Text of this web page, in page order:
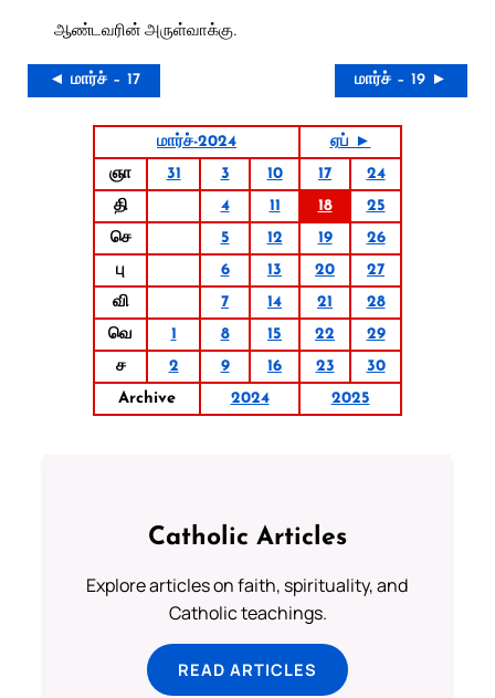
ஆண்டவரின் அருள்வாக்கு.
◄ மார்ச் – 17 மார்ச் – 19 ►
மார்ச்-2024
ஏப் ►
ஞா
31 3 10 17
24
தி
4 11 18
25
செ
5 12 19
26
பு
6 13 20
27
வி
7 14 21
28
வெ
1 8 15 22
29
ச
2 9 16 23
30
Archive
2024 2025
Catholic Articles
Explore articles on faith, spirituality, and
Catholic teachings.
READ ARTICLES